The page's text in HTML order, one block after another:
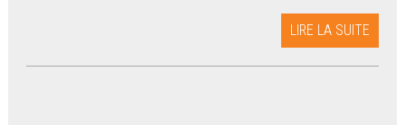
LIRE LA SUITE